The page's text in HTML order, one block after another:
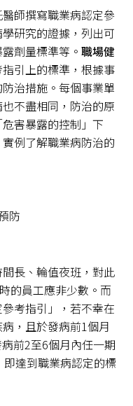
師撰寫職業病認定參
研究的證據，列出可
劑量標準等。職場健
引上的標準，根據事
治措施。每個事業單
不盡相同，防治的原
害暴露的控制」下
例了解職業病防治的
防
長、輪值夜班，對此
的員工應非少數。而
考指引」，若不幸在
，且於發病前1個月
前2至6個月內任一期
達到職業病認定的標